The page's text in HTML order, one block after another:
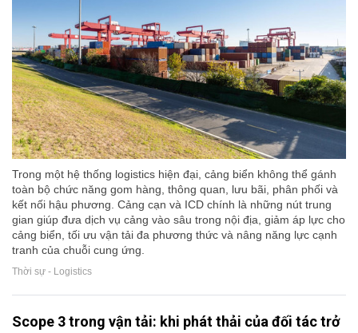
Trong một hệ thống logistics hiện đại, cảng biển không thể gánh
toàn bộ chức năng gom hàng, thông quan, lưu bãi, phân phối và
kết nối hậu phương. Cảng cạn và ICD chính là những nút trung
gian giúp đưa dịch vụ cảng vào sâu trong nội địa, giảm áp lực cho
cảng biển, tối ưu vận tải đa phương thức và nâng năng lực cạnh
tranh của chuỗi cung ứng.
Thời sự - Logistics
Scope 3 trong vận tải: khi phát thải của đối tác trở